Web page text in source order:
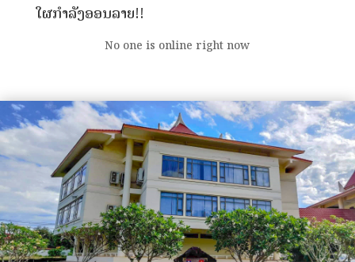
ໃຜກຳລັງອອນລາຍ!!
No one is online right now